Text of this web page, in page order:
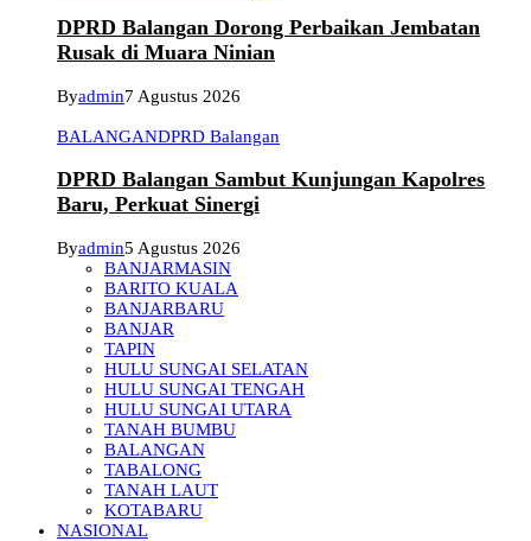
DPRD Balangan Dorong Perbaikan Jembatan
Rusak di Muara Ninian
Byadmin7 Agustus 2026
BALANGANDPRD Balangan
DPRD Balangan Sambut Kunjungan Kapolres
Baru, Perkuat Sinergi
Byadmin5 Agustus 2026
BANJARMASIN
BARITO KUALA
BANJARBARU
BANJAR
TAPIN
HULU SUNGAI SELATAN
HULU SUNGAI TENGAH
HULU SUNGAI UTARA
TANAH BUMBU
BALANGAN
TABALONG
TANAH LAUT
KOTABARU
NASIONAL